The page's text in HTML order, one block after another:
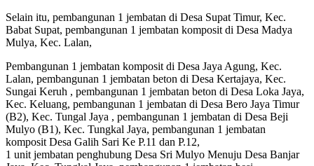
Selain itu, pembangunan 1 jembatan di Desa Supat Timur, Kec.
Babat Supat, pembangunan 1 jembatan komposit di Desa Madya
Mulya, Kec. Lalan,
Pembangunan 1 jembatan komposit di Desa Jaya Agung, Kec.
Lalan, pembangunan 1 jembatan beton di Desa Kertajaya, Kec.
Sungai Keruh , pembangunan 1 jembatan beton di Desa Loka Jaya,
Kec. Keluang, pembangunan 1 jembatan di Desa Bero Jaya Timur
(B2), Kec. Tungal Jaya , pembangunan 1 jembatan di Desa Beji
Mulyo (B1), Kec. Tungkal Jaya, pembangunan 1 jembatan
komposit Desa Galih Sari Ke P.11 dan P.12,
1 unit jembatan penghubung Desa Sri Mulyo Menuju Desa Banjar